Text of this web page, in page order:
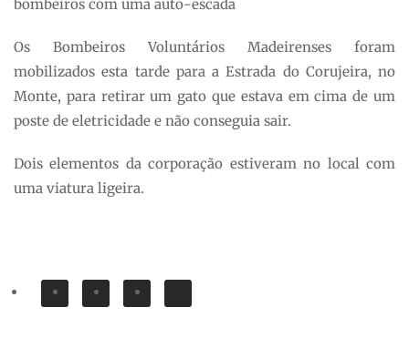
Os Bombeiros Voluntários Madeirenses foram
mobilizados esta tarde para a Estrada do Corujeira, no
Monte, para retirar um gato que estava em cima de um
poste de eletricidade e não conseguia sair.
Dois elementos da corporação estiveram no local com
uma viatura ligeira.